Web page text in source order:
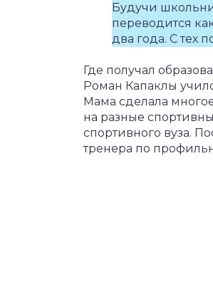
Будучи
переводится
два года. С тех
Где получал
Роман Капаклы
Мама сделала
на разные
спортивного вуза.
тренера по